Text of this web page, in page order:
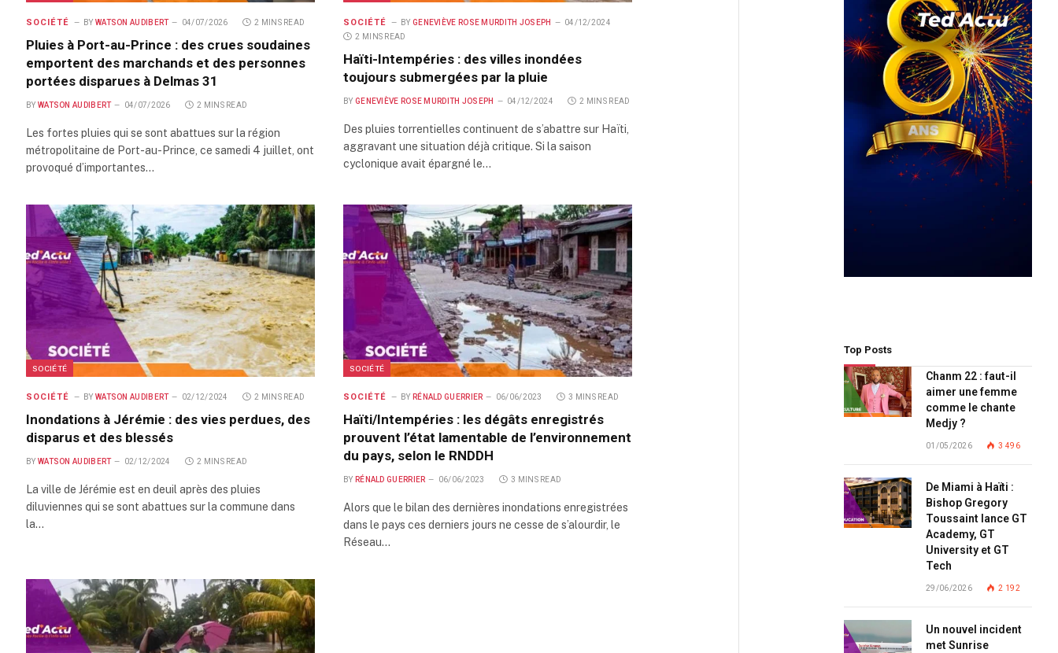
SOCIÉTÉ BY WATSON AUDIBERT 04/07/2026 2 MINS READ
Pluies à Port-au-Prince : des crues soudaines
emportent des marchands et des personnes
portées disparues à Delmas 31
BY WATSON AUDIBERT 04/07/2026 2 MINS READ
Les fortes pluies qui se sont abattues sur la région
métropolitaine de Port-au-Prince, ce samedi 4 juillet, ont
provoqué d’importantes…
SOCIÉTÉ BY GENEVIÈVE ROSE MURDITH JOSEPH
04/12/2024
2 MINS READ
Haïti-Intempéries : des villes inondées
toujours submergées par la pluie
BY GENEVIÈVE ROSE MURDITH JOSEPH 04/12/2024 2 MINS READ
Des pluies torrentielles continuent de s’abattre sur Haïti,
aggravant une situation déjà critique. Si la saison
cyclonique avait épargné le…
SOCIÉTÉ
SOCIÉTÉ BY WATSON AUDIBERT 02/12/2024 2 MINS READ
Inondations à Jérémie : des vies perdues, des
disparus et des blessés
BY WATSON AUDIBERT 02/12/2024 2 MINS READ
La ville de Jérémie est en deuil après des pluies
diluviennes qui se sont abattues sur la commune dans
la…
SOCIÉTÉ
SOCIÉTÉ BY RÉNALD GUERRIER 06/06/2023 3 MINS READ
Haïti/Intempéries : les dégâts enregistrés
prouvent l’état lamentable de l’environnement
du pays, selon le RNDDH
BY RÉNALD GUERRIER 06/06/2023 3 MINS READ
Alors que le bilan des dernières inondations enregistrées
dans le pays ces derniers jours ne cesse de s’alourdir, le
Réseau…
Top Posts
Chanm 22 : faut-il
aimer une femme
comme le chante
Medjy ?
01/05/2026 3 496
De Miami à Haïti :
Bishop Gregory
Toussaint lance GT
Academy, GT
University et GT
Tech
29/06/2026 2 192
Un nouvel incident
met Sunrise